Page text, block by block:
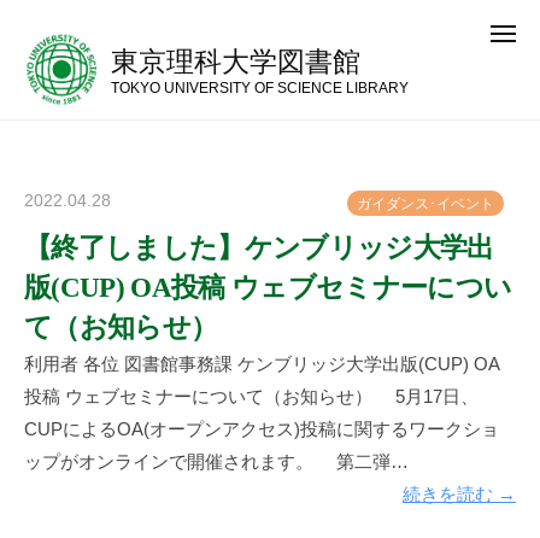
メ
東京理科大学図書館
TOKYO UNIVERSITY OF SCIENCE LIBRARY
ガイ ダン ス ･ イベン ト
2022.04.28
神
楽
坂
図
書
館
【終了しました】ケンブリッジ大学出
版(CUP) OA投稿 ウェブセミナーについ
て（お知らせ）
利用者 各位 図書館事務課 ケンブリッジ大学出版(CUP) OA
投稿 ウェブセミナーについて（お知らせ） 5月17日、
CUPによるOA(オープンアクセス)投稿に関するワークショ
ップがオンラインで開催されます。 第二弾…
続きを読む →